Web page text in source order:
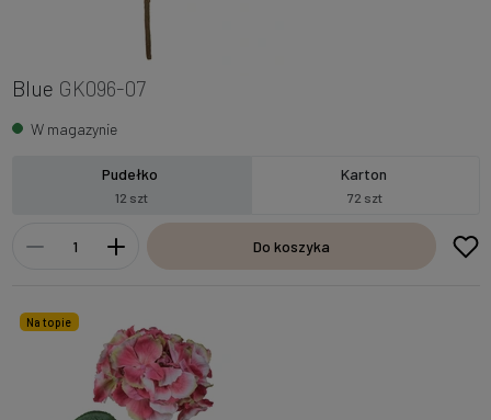
Blue GK096-07
W magazynie
Pudełko
12 szt
Karton
72 szt
Do koszyka
Na topie